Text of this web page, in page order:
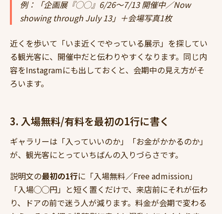
例：「企画展『◯◯』6/26〜7/13 開催中／Now
showing through July 13」＋会場写真1枚
近くを歩いて「いま近くでやっている展示」を探してい
る観光客に、開催中だと伝わりやすくなります。同じ内
容をInstagramにも出しておくと、会期中の見え方がそ
ろいます。
3. 入場無料/有料を最初の1行に書く
ギャラリーは「入っていいのか」「お金がかかるのか」
が、観光客にとっていちばんの入りづらさです。
説明文の最初の1行に「入場無料／Free admission」
「入場◯◯円」と短く置くだけで、来店前にそれが伝わ
り、ドアの前で迷う人が減ります。料金が会期で変わる